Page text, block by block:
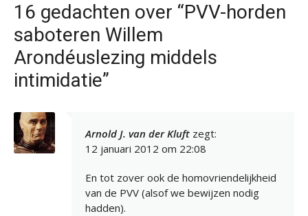
16 gedachten over “PVV-horden
saboteren Willem
Arondéuslezing middels
intimidatie”
Arnold J. van der Kluft zegt:
12 januari 2012 om 22:08
En tot zover ook de homovriendelijkheid
van de PVV (alsof we bewijzen nodig
hadden).